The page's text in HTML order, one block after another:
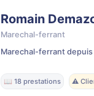
Romain
Marechal-ferrant
Marechal-ferrant depuis
📖 18 prestations ⚠️